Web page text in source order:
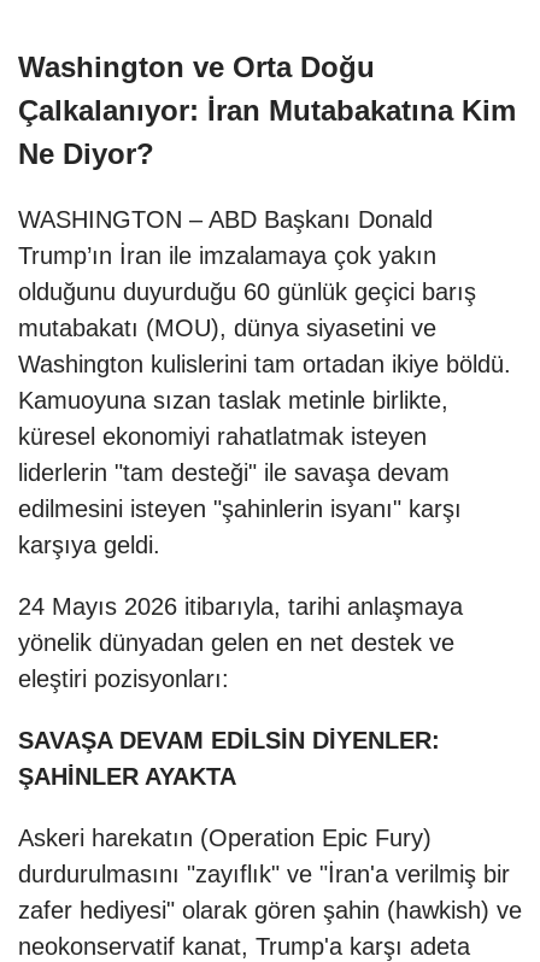
Washington ve Orta Doğu
Çalkalanıyor: İran Mutabakatına Kim
Ne Diyor?
WASHINGTON – ABD Başkanı Donald
Trump’ın İran ile imzalamaya çok yakın
olduğunu duyurduğu 60 günlük geçici barış
mutabakatı (MOU), dünya siyasetini ve
Washington kulislerini tam ortadan ikiye böldü.
Kamuoyuna sızan taslak metinle birlikte,
küresel ekonomiyi rahatlatmak isteyen
liderlerin "tam desteği" ile savaşa devam
edilmesini isteyen "şahinlerin isyanı" karşı
karşıya geldi.
24 Mayıs 2026 itibarıyla, tarihi anlaşmaya
yönelik dünyadan gelen en net destek ve
eleştiri pozisyonları:
SAVAŞA DEVAM EDİLSİN DİYENLER:
ŞAHİNLER AYAKTA
Askeri harekatın (Operation Epic Fury)
durdurulmasını "zayıflık" ve "İran'a verilmiş bir
zafer hediyesi" olarak gören şahin (hawkish) ve
neokonservatif kanat, Trump'a karşı adeta